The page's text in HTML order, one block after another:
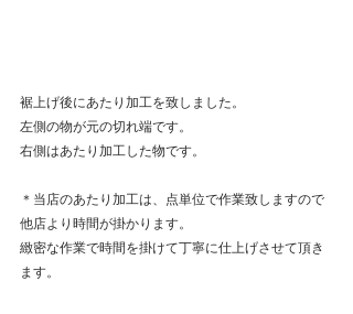
裾上げ後にあたり加工を致しました。
左側の物が元の切れ端です。
右側はあたり加工した物です。
＊当店のあたり加工は、点単位で作業致しますので
他店より時間が掛かります。
緻密な作業で時間を掛けて丁寧に仕上げさせて頂き
ます。